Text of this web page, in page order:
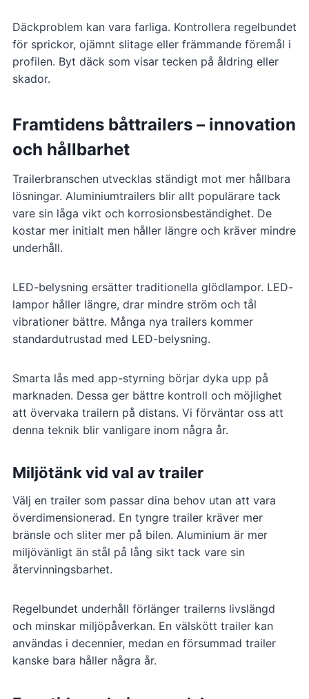
Däckproblem kan vara farliga. Kontrollera regelbundet
för sprickor, ojämnt slitage eller främmande föremål i
profilen. Byt däck som visar tecken på åldring eller
skador.
Framtidens båttrailers – innovation
och hållbarhet
Trailerbranschen utvecklas ständigt mot mer hållbara
lösningar. Aluminiumtrailers blir allt populärare tack
vare sin låga vikt och korrosionsbeständighet. De
kostar mer initialt men håller längre och kräver mindre
underhåll.
LED-belysning ersätter traditionella glödlampor. LED-
lampor håller längre, drar mindre ström och tål
vibrationer bättre. Många nya trailers kommer
standardutrustad med LED-belysning.
Smarta lås med app-styrning börjar dyka upp på
marknaden. Dessa ger bättre kontroll och möjlighet
att övervaka trailern på distans. Vi förväntar oss att
denna teknik blir vanligare inom några år.
Miljötänk vid val av trailer
Välj en trailer som passar dina behov utan att vara
överdimensionerad. En tyngre trailer kräver mer
bränsle och sliter mer på bilen. Aluminium är mer
miljövänligt än stål på lång sikt tack vare sin
återvinningsbarhet.
Regelbundet underhåll förlänger trailerns livslängd
och minskar miljöpåverkan. En välskött trailer kan
användas i decennier, medan en försummad trailer
kanske bara håller några år.